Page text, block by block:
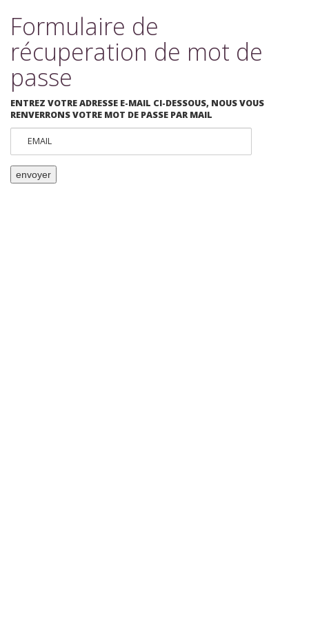
Formulaire de
récuperation de mot de
passe
ENTREZ VOTRE ADRESSE E-MAIL CI-DESSOUS, NOUS VOUS
RENVERRONS VOTRE MOT DE PASSE PAR MAIL
EMAIL